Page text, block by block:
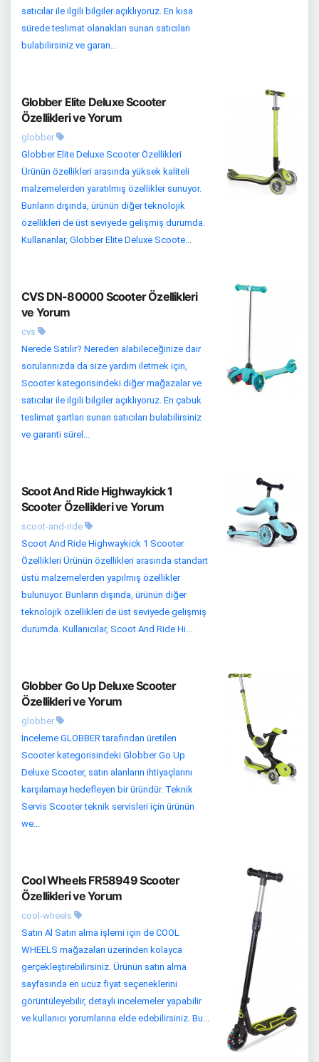
satıcılar ile ilgili bilgiler açıklıyoruz. En kısa
sürede teslimat olanakları sunan satıcıları
bulabilirsiniz ve garan...
Globber Elite Deluxe Scooter
Özellikleri ve Yorum
globber
Globber Elite Deluxe Scooter Özellikleri
Ürünün özellikleri arasında yüksek kaliteli
malzemelerden yaratılmış özellikler sunuyor.
Bunların dışında, ürünün diğer teknolojik
özellikleri de üst seviyede gelişmiş durumda.
Kullananlar, Globber Elite Deluxe Scoote...
CVS DN-80000 Scooter Özellikleri
ve Yorum
cvs
Nerede Satılır? Nereden alabileceğinize dair
sorularınızda da size yardım iletmek için,
Scooter kategorisindeki diğer mağazalar ve
satıcılar ile ilgili bilgiler açıklıyoruz. En çabuk
teslimat şartları sunan satıcıları bulabilirsiniz
ve garanti sürel...
Scoot And Ride Highwaykick 1
Scooter Özellikleri ve Yorum
scoot-and-ride
Scoot And Ride Highwaykick 1 Scooter
Özellikleri Ürünün özellikleri arasında standart
üstü malzemelerden yapılmış özellikler
bulunuyor. Bunların dışında, ürünün diğer
teknolojik özellikleri de üst seviyede gelişmiş
durumda. Kullanıcılar, Scoot And Ride Hi...
Globber Go Up Deluxe Scooter
Özellikleri ve Yorum
globber
İnceleme GLOBBER tarafından üretilen
Scooter kategorisindeki Globber Go Up
Deluxe Scooter, satın alanların ihtiyaçlarını
karşılamayı hedefleyen bir üründür. Teknik
Servis Scooter teknik servisleri için ürünün
we...
Cool Wheels FR58949 Scooter
Özellikleri ve Yorum
cool-wheels
Satın Al Satın alma işlemi için de COOL
WHEELS mağazaları üzerinden kolayca
gerçekleştirebilirsiniz. Ürünün satın alma
sayfasında en ucuz fiyat seçeneklerini
görüntüleyebilir, detaylı incelemeler yapabilir
ve kullanıcı yorumlarına elde edebilirsiniz. Bu...